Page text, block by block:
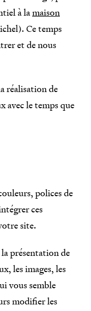
à lamaison
Ce temps
et de nous
réalisation de
avec le temps que
polices de
ces
site.
présentation de
les images, les
vous semble
modifier les